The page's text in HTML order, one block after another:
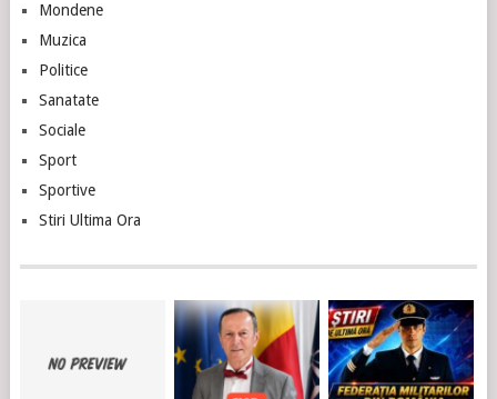
Mondene
Muzica
Politice
Sanatate
Sociale
Sport
Sportive
Stiri Ultima Ora